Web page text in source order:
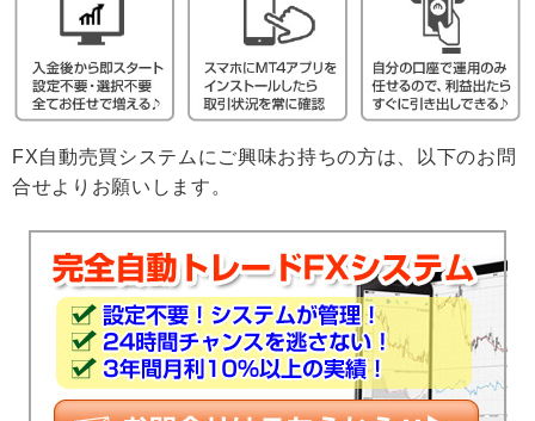
FX自動売買システムにご興味お持ちの方は、以下のお問
合せよりお願いします。